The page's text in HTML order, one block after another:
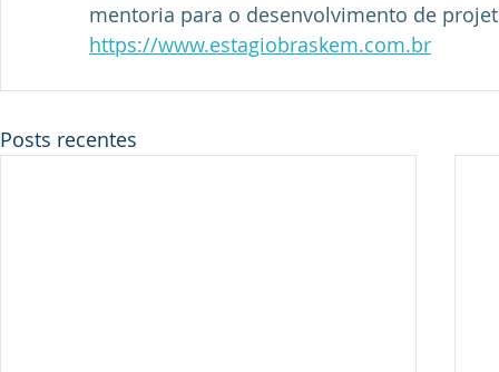
mentoria para o desenvolvimento de
https://www.estagiobraskem.com.br
Posts recentes